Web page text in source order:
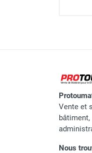
Vente et
Nous